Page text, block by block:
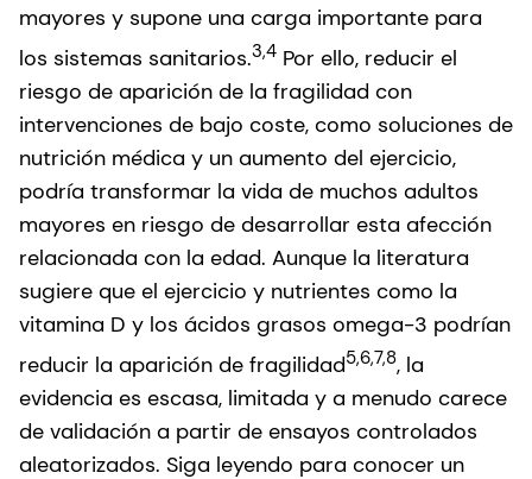
mayores y supone una carga importante para
los sistemas sanitarios.3,4 Por ello, reducir el
riesgo de aparición de la fragilidad con
intervenciones de bajo coste, como soluciones de
nutrición médica y un aumento del ejercicio,
podría transformar la vida de muchos adultos
mayores en riesgo de desarrollar esta afección
relacionada con la edad. Aunque la literatura
sugiere que el ejercicio y nutrientes como la
vitamina D y los ácidos grasos omega-3 podrían
reducir la aparición de fragilidad5,6,7,8, la
evidencia es escasa, limitada y a menudo carece
de validación a partir de ensayos controlados
aleatorizados. Siga leyendo para conocer un